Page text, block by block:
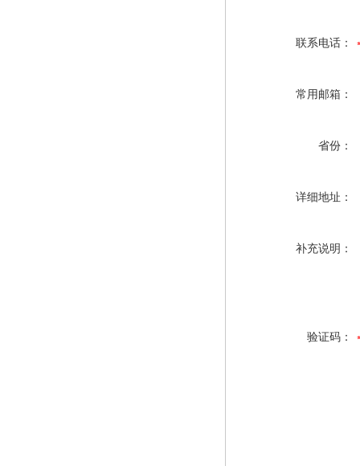
联系电话：
常用邮箱：
省份：
详细地址：
补充说明：
验证码：